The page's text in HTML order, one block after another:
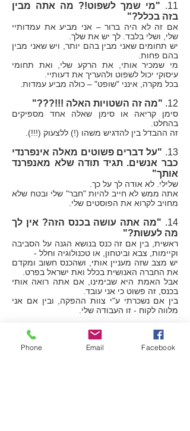
11.
"מי שמך לשפוט!? מה אתה מבין
בזה בכלל?"
אם זה לא היה ברור – אני מביע את עמדותיי
שלי, ושלי בלבד. לך יש את שלך.
יש תחומים שאני מבין בהם יותר, ויש שאני מבין
בהם פחות.
מי שמכיר אותי, את הרקע שלי, ואת תחומי
עיסוקי יכול לשפוט ולהעריך את דעותיי.
בכל מקרה, אינני "שופט" – כולה מביע עמדות.
12. "מה זה השטויות האלה !!!???"
סימן קריאה או סימן שאלה אחד מספיקים
בהחלט.
זה ההבדל בין להדגיש משהו (!) ללצעוק (!!!).
13.
"על דברים פשוטים מאלה אינפרנדי
כבר אנשים. תגיד תודה שלא מאנפרנד
אותך"
שלילי. לא אודה לך על כך.
אתה ממש לא חייב להיות "חבר" שלי ובטח שלא
מחויב לקרוא את הפוסטים שלי.
14.
"מה אתה עושה בכנס הזה? אין לך
מה לעשות?"
ראשית, בין אם זה כנס בנושא הגנה על הסביבה
וקיימות, צבא וביטחון, או טכנולוגיה וחלל -
יש מצב שזה מעניין אותי, ושהכנס חשוב ומקדם
את החברה האנושית בכלל ואת ישראל בפרט.
אבל האמת היא שבימינו, אם אתה רואה אותי
בכנס, זה פשוט כי אני עובד.
בין אם נשכרתי ע"י צוות ההפקה, ובין אם אני
מלווה לקוח - זו העבודה שלי.
"מעניין שלא ראיתי אותך אף פעם
מגיב ככה כשזה נגע לצד השני!"
אין לי "צד" ואני מתייחס רק לגופו של עניין.Phone Email Facebook